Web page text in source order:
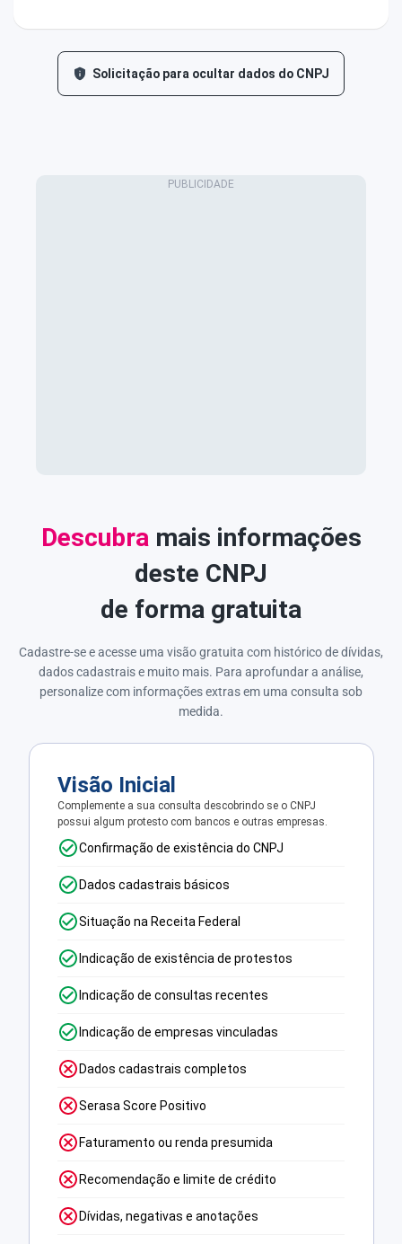
Solicitação para ocultar dados do CNPJ
Descubramais informações
deste CNPJ
de forma gratuita
Cadastre-se e acesse uma visão gratuita com histórico de dívidas,
dados cadastrais e muito mais. Para aprofundar a análise,
personalize com informações extras em uma consulta sob
medida.
Visão Inicial
Complemente a sua consulta descobrindo se o CNPJ
possui algum protesto com bancos e outras empresas.
Confirmação de existência do CNPJ
Dados cadastrais básicos
Situação na Receita Federal
Indicação de existência de protestos
Indicação de consultas recentes
Indicação de empresas vinculadas
Dados cadastrais completos
Serasa Score Positivo
Faturamento ou renda presumida
Recomendação e limite de crédito
Dívidas, negativas e anotações